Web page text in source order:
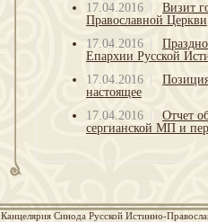
17.04.2016
Визит
Православной Церкви
17.04.2016
Епархии Русской
17.04.2016
настоящее
17.04.2016
Отчет
сергианской МП и
Канцелярия Синода Русской Истинно-